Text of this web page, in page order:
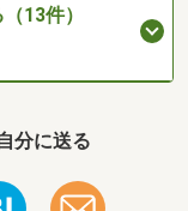
13件）
分に送る